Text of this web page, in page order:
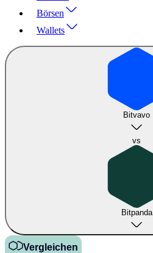
Börsen
Wallets
Bitvavo
vs
Bitpanda
Vergleichen